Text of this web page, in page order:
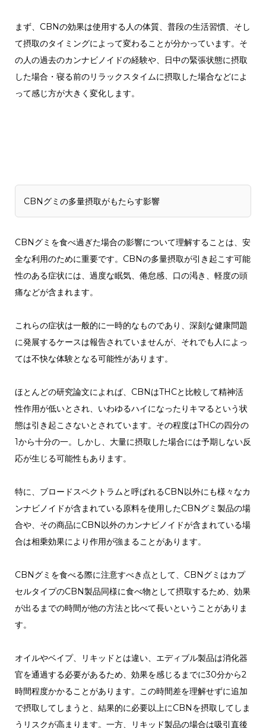
まず、CBNの効果は使用する人の体質、普段の生活習慣、そし
て摂取のタイミングによって変わることが分かっています。そ
の人の過去のカンナビノイドの経験や、日中の緊張状態に摂取
した場合・寝る前のリラックスタイムに摂取した場合などによ
って感じ方が大きく変化します。
CBNグミの多量摂取がもたらす影響
CBNグミを食べ過ぎた場合の影響について理解することは、安
全な利用のために重要です。CBNの多量摂取が引き起こす可能
性のある症状には、過度な眠気、倦怠感、口の渇き、軽度の頭
痛などが含まれます。
これらの症状は一般的に一時的なものであり、深刻な健康問題
に発展するケースは報告されていませんが、それでも人によっ
ては不快な体験となる可能性があります。
ほとんどの研究論文によれば、CBNはTHCと比較して精神活
性作用が低いとされ、いわゆるハイになったりキマるという状
態は引き起こさないとされています。その程度はTHCの四分の
1から十分の一。しかし、大量に摂取した場合には予期しない反
応が生じる可能性もあります。
特に、ブロードスペクトラムと呼ばれるCBN以外にも様々なカ
ンナビノイドが含まれている原料を使用したCBNグミ製品の場
合や、その商品にCBN以外のカンナビノイドが含まれている場
合は相乗効果により作用が強まることがあります。
CBNグミを食べる際に注意すべき点として、CBNグミはカプ
セルタイプのCBN製品同様に食べ物として摂取するため、効果
が出るまでの時間が他の方法と比べて長いということがありま
す。
オイルやベイプ、リキッドとは違い、エディブル製品は消化器
官を通過する必要があるため、効果を感じるまでに30分から2
時間程度かかることがあります。この時間差を理解せずに追加
で摂取してしまうと、結果的に必要以上にCBNを摂取してしま
うリスクが高まります。一方、リキッド製品の場合は吸引直後